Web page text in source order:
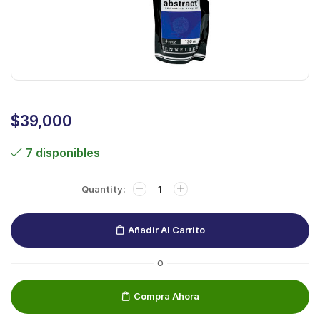
$39,000
7 disponibles
Añadir Al Carrito
O
Compra Ahora